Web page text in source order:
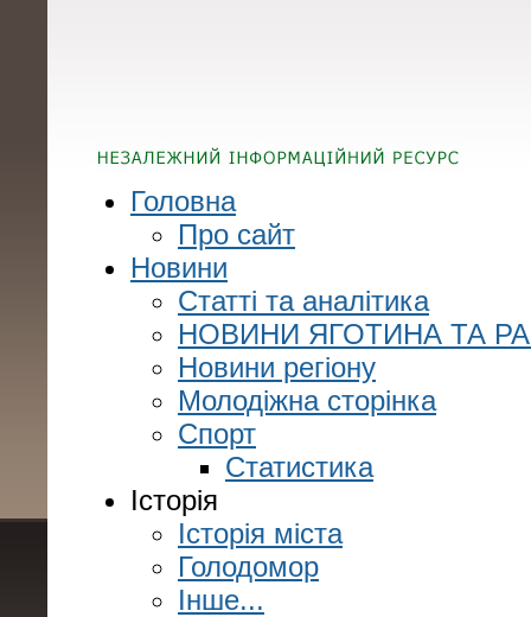
Головна
Про сайт
Новини
Статті та аналітика
НОВИНИ ЯГОТИНА ТА
Новини регіону
Молодіжна сторінка
Спорт
Статистика
Історія
Історія міста
Голодомор
Інше...